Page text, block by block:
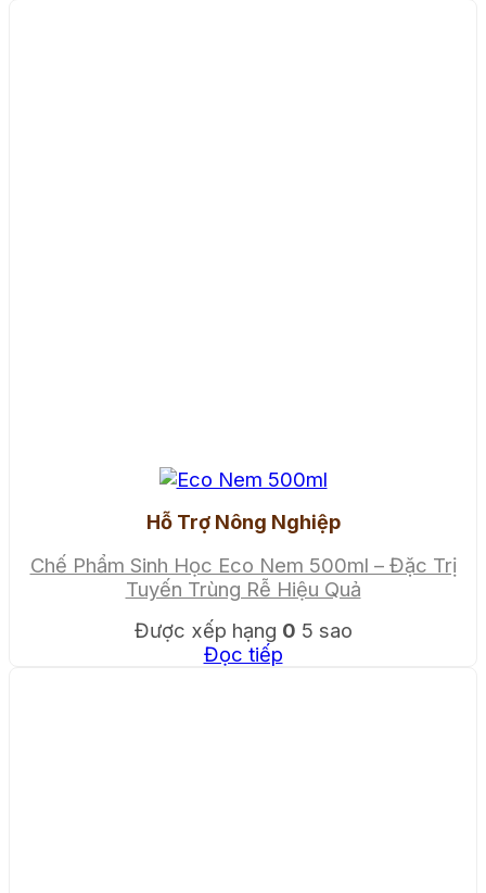
Hỗ Trợ Nông Nghiệp
Chế Phẩm Sinh Học Eco Nem 500ml – Đặc Trị
Tuyến Trùng Rễ Hiệu Quả
Được xếp hạng 0 5 sao
Đọc tiếp